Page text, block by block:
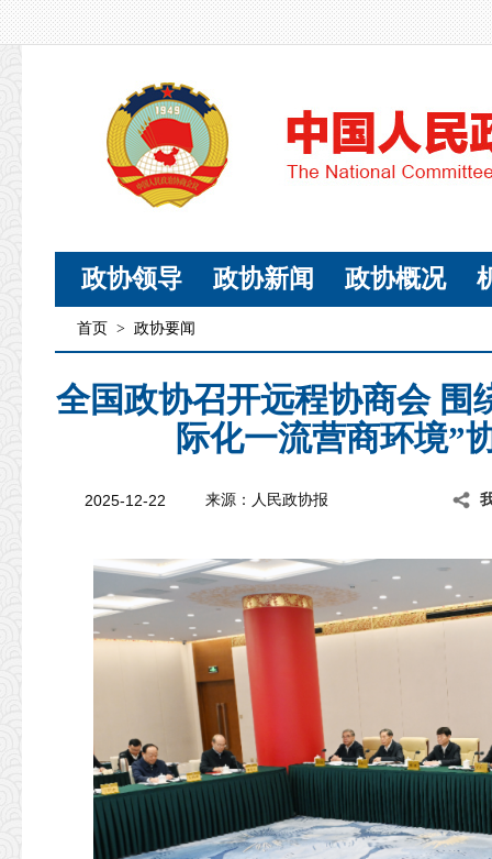
政协领导 政协新闻 政协概况
首页 > 政协要闻
全国政协召开远程协商会 围
际化一流营商环境”
2025-12-22 来源：人民政协报